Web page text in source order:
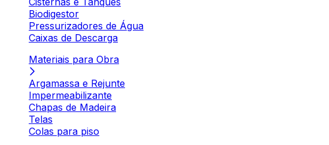
Biodigestor
Pressurizadores de Água
Caixas de Descarga
Materiais para Obra
Argamassa e Rejunte
Impermeabilizante
Chapas de Madeira
Telas
Colas para piso